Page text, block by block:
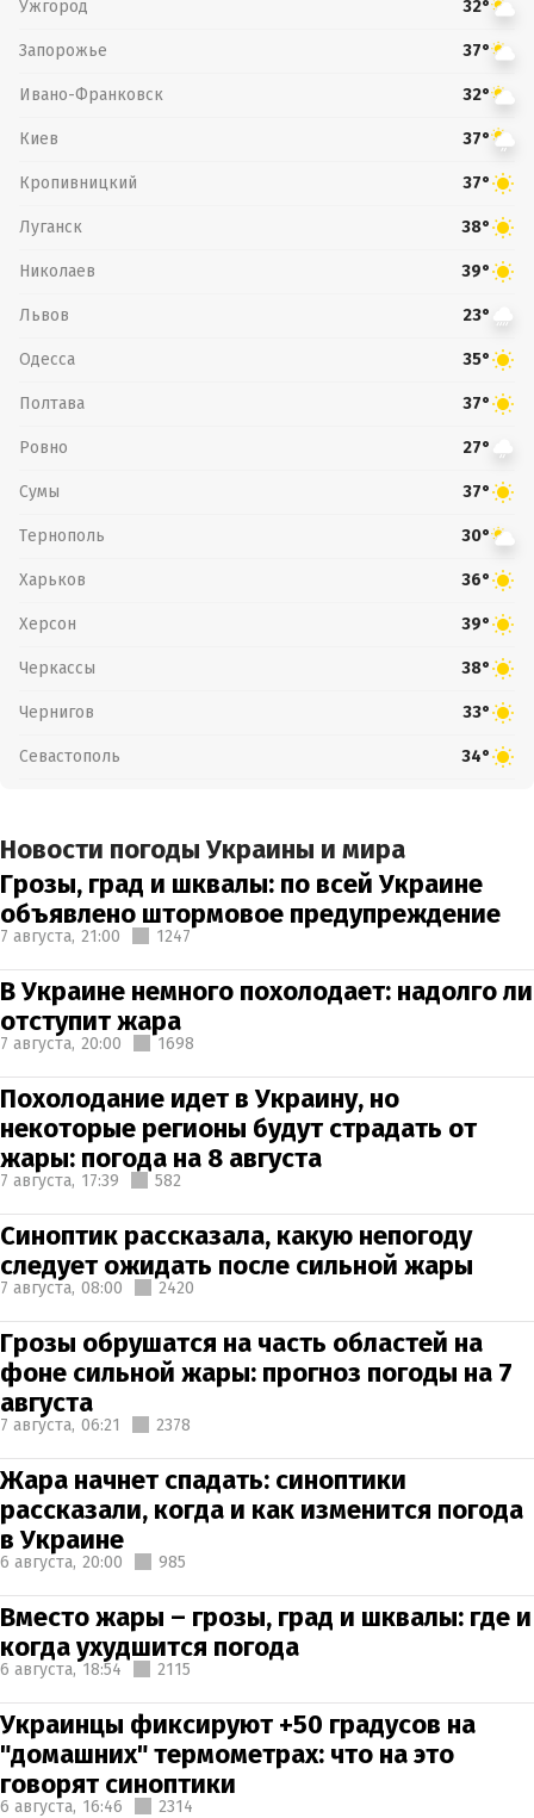
Ужгород 32°
Запорожье 37°
Ивано-Франковск 32°
Киев 37°
Кропивницкий 37°
Луганск 38°
Николаев 39°
Львов 23°
Одесса 35°
Полтава 37°
Ровно 27°
Сумы 37°
Тернополь 30°
Харьков 36°
Херсон 39°
Черкассы 38°
Чернигов 33°
Севастополь 34°
Новости погоды Украины и мира
Грозы, град и шквалы: по всей Украине
объявлено штормовое предупреждение
7 августа, 21:00 1247
В Украине немного похолодает: надолго ли
отступит жара
7 августа, 20:00 1698
Похолодание идет в Украину, но
некоторые регионы будут страдать от
жары: погода на 8 августа
7 августа, 17:39 582
Синоптик рассказала, какую непогоду
следует ожидать после сильной жары
7 августа, 08:00 2420
Грозы обрушатся на часть областей на
фоне сильной жары: прогноз погоды на 7
августа
7 августа, 06:21 2378
Жара начнет спадать: синоптики
рассказали, когда и как изменится погода
в Украине
6 августа, 20:00 985
Вместо жары – грозы, град и шквалы: где и
когда ухудшится погода
6 августа, 18:54 2115
Украинцы фиксируют +50 градусов на
"домашних" термометрах: что на это
говорят синоптики
6 августа, 16:46 2314